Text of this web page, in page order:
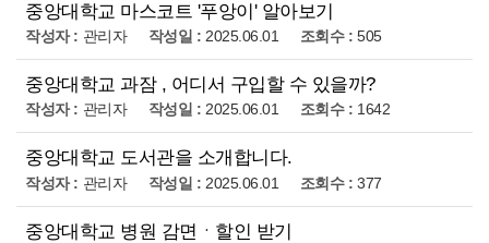
중앙대학교 마스코트 '푸앙이' 알아보기
관리자 2025.06.01 505
중앙대학교 과잠 , 어디서 구입할 수 있을까?
관리자 2025.06.01 1642
중앙대학교 도서관을 소개합니다.
관리자 2025.06.01 377
중앙대학교 병원 감면ㆍ할인 받기